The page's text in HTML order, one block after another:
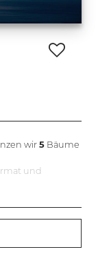
wir5 Bäume
und